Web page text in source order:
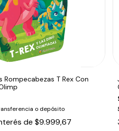
Rompecabezas T Rex Con
o depósito
de $9.999,67